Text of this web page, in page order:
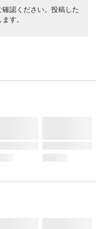
確認ください。投稿した
す。